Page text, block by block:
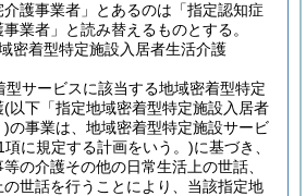
護事業者」とあるのは「指定認知症
業者」と読み替えるものとする。
密着型特定施設入居者生活介護
型サービスに該当する地域密着型特定
(以下「指定地域密着型特定施設入居者
)の事業は、地域密着型特定施設サービ
に規定する計画をいう。)に基づき、
の介護その他の日常生活上の世話、
世話を行うことにより、当該指定地